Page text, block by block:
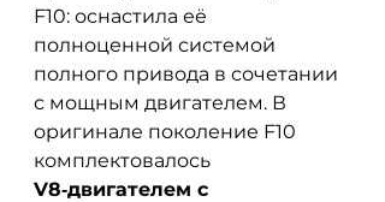
F10: оснастила её
полноценной системой
полного привода в сочетании
с мощным двигателем. В
оригинале поколение F10
комплектовалось
V8‑двигателем с